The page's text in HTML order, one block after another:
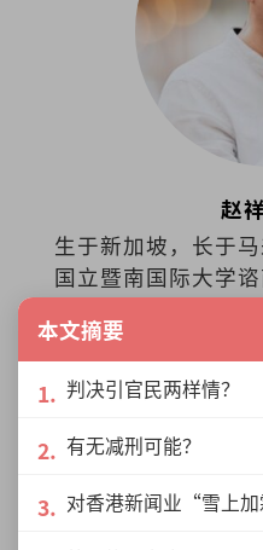
赵
生于新加坡，长于
国立暨南国际大学
展学系副教授、台
辅导学系博士，也是
本文摘要
判决引官民两样情？
有无减刑可能？
对香港新闻业“雪上加